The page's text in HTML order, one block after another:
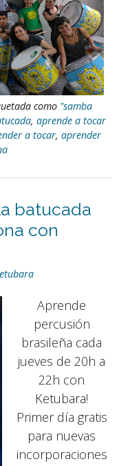
como "samba
, aprende a tocar
a tocar, aprender
batucada
con
Aprende
percusión
brasileña cada
jueves de 20h a
22h con
Ketubara!
Primer día gratis
para nuevas
incorporaciones